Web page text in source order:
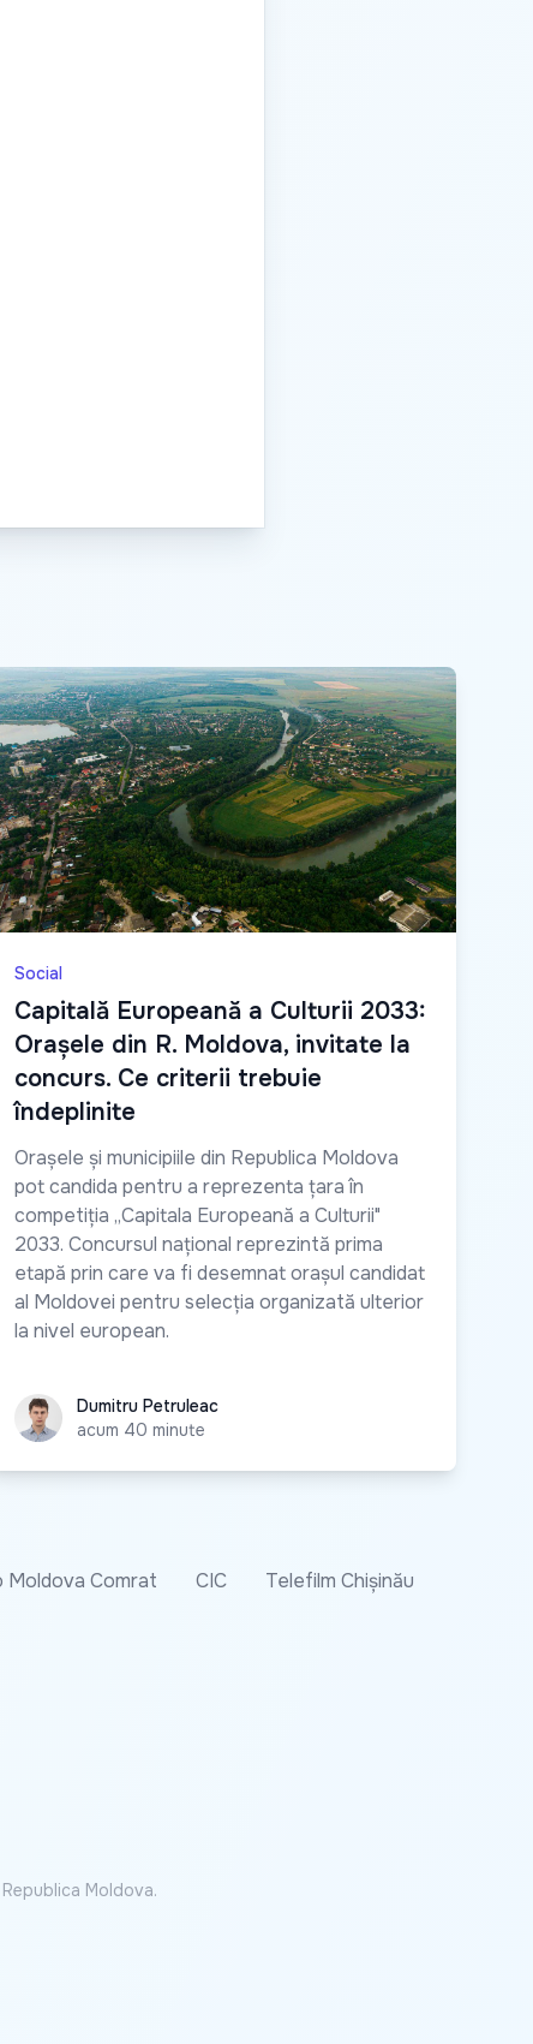
Social
Capitală Europeană a Culturii 2033:
Orașele din R. Moldova, invitate la
concurs. Ce criterii trebuie
îndeplinite
Orașele și municipiile din Republica Moldova
pot candida pentru a reprezenta țara în
competiția „Capitala Europeană a Culturii"
2033. Concursul național reprezintă prima
etapă prin care va fi desemnat orașul candidat
al Moldovei pentru selecția organizată ulterior
la nivel european.
Dumitru Petruleac
Dumitru Petruleac
acum 40 minute
Moldova Comrat CIC
Telefilm Chișinău
Moldova.